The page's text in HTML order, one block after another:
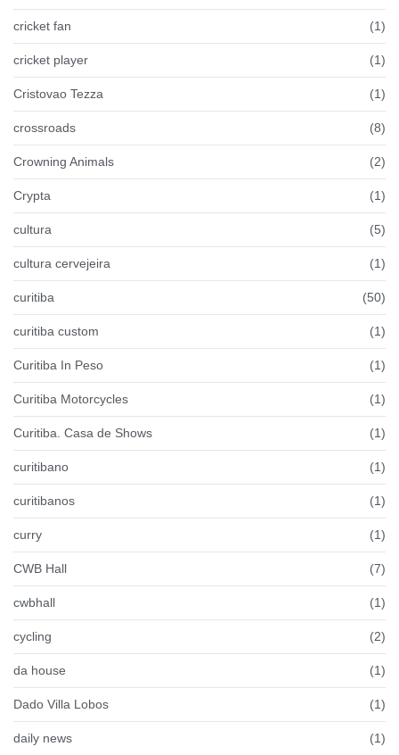
cricket fan (1)
cricket player (1)
Cristovao Tezza (1)
crossroads (8)
Crowning Animals (2)
Crypta (1)
cultura (5)
cultura cervejeira (1)
curitiba (50)
curitiba custom (1)
Curitiba In Peso (1)
Curitiba Motorcycles (1)
Curitiba. Casa de Shows (1)
curitibano (1)
curitibanos (1)
curry (1)
CWB Hall (7)
cwbhall (1)
cycling (2)
da house (1)
Dado Villa Lobos (1)
daily news (1)